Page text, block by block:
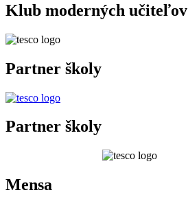
Klub moderných učiteľov
Partner školy
Partner školy
Mensa